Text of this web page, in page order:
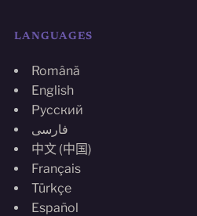
LANGUAGES
Română
English
Русский
فارسی
中文 (中国)
Français
Türkçe
Español